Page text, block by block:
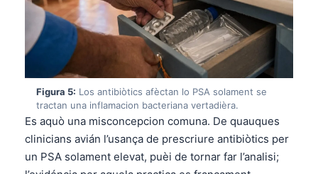
Figura 5: Los antibiòtics afèctan lo PSA solament se
tractan una inflamacion bacteriana vertadièra.
Es aquò una misconcepcion comuna. De quauques
clinicians avián l’usança de prescriure antibiòtics per
un PSA solament elevat, puèi de tornar far l’analisi;